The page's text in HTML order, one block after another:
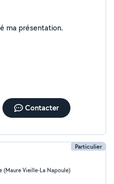
Je n'ai pas encore renseigné ma présentation.
Contacter
Particulier
(Maure Vieille-La Napoule)